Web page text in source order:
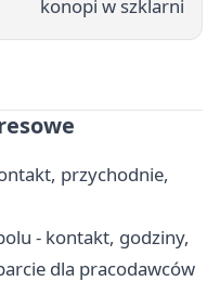
konopi w szklarni
przychodnie,
- kontakt, godziny,
dla pracodawców